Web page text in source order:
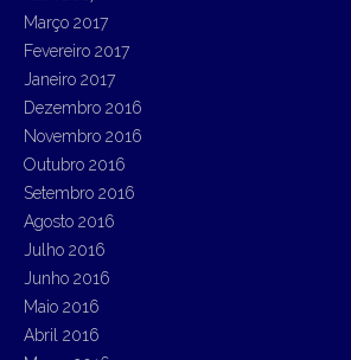
Março 2017
Fevereiro 2017
Janeiro 2017
Dezembro 2016
Novembro 2016
Outubro 2016
Setembro 2016
Agosto 2016
Julho 2016
Junho 2016
Maio 2016
Abril 2016